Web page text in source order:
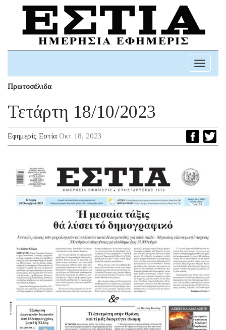
Toggle
Πρωτοσέλιδα
Τετάρτη 18/10/2023
Εφημερίς Εστία Οκτ 18, 2023